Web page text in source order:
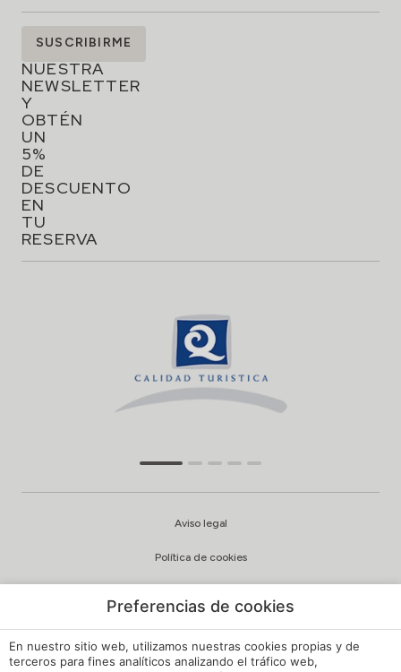
SUSCRÍBETE
NUESTRA
NEWSLETTER
Y
OBTÉN
UN
5%
DE
DESCUENTO
EN
TU
RESERVA
SUSCRIBIRME
Aviso legal
Política de cookies
Política de Calidad y Medioambiente
Preferencias de cookies
En nuestro sitio web, utilizamos nuestras cookies propias y de
terceros para fines analíticos analizando el tráfico web,